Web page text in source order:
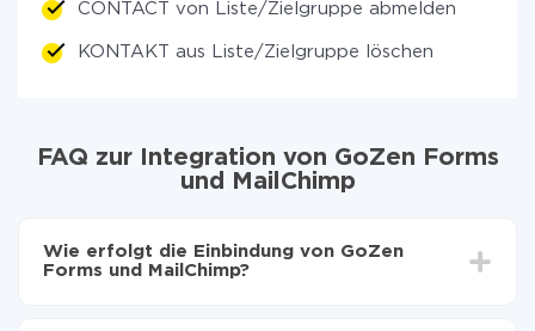
CONTACT von Liste/Zielgruppe abmelden
KONTAKT aus Liste/Zielgruppe löschen
FAQ zur Integration von GoZen Forms
und MailChimp
Wie erfolgt die Einbindung von GoZen
Forms und MailChimp?